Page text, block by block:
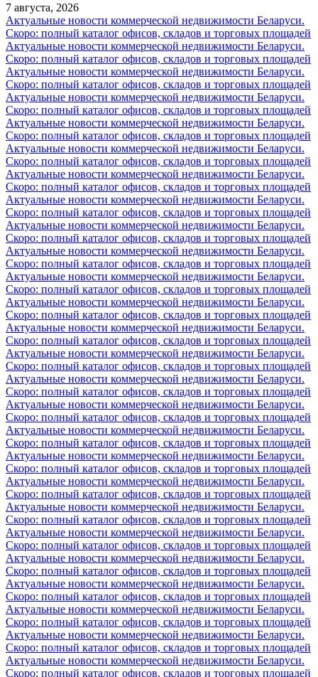
7 августа, 2026
Актуальные новости коммерческой недвижимости Беларуси.
Скоро: полный каталог офисов, складов и торговых площадей
Актуальные новости коммерческой недвижимости Беларуси.
Скоро: полный каталог офисов, складов и торговых площадей
Актуальные новости коммерческой недвижимости Беларуси.
Скоро: полный каталог офисов, складов и торговых площадей
Актуальные новости коммерческой недвижимости Беларуси.
Скоро: полный каталог офисов, складов и торговых площадей
Актуальные новости коммерческой недвижимости Беларуси.
Скоро: полный каталог офисов, складов и торговых площадей
Актуальные новости коммерческой недвижимости Беларуси.
Скоро: полный каталог офисов, складов и торговых площадей
Актуальные новости коммерческой недвижимости Беларуси.
Скоро: полный каталог офисов, складов и торговых площадей
Актуальные новости коммерческой недвижимости Беларуси.
Скоро: полный каталог офисов, складов и торговых площадей
Актуальные новости коммерческой недвижимости Беларуси.
Скоро: полный каталог офисов, складов и торговых площадей
Актуальные новости коммерческой недвижимости Беларуси.
Скоро: полный каталог офисов, складов и торговых площадей
Актуальные новости коммерческой недвижимости Беларуси.
Скоро: полный каталог офисов, складов и торговых площадей
Актуальные новости коммерческой недвижимости Беларуси.
Скоро: полный каталог офисов, складов и торговых площадей
Актуальные новости коммерческой недвижимости Беларуси.
Скоро: полный каталог офисов, складов и торговых площадей
Актуальные новости коммерческой недвижимости Беларуси.
Скоро: полный каталог офисов, складов и торговых площадей
Актуальные новости коммерческой недвижимости Беларуси.
Скоро: полный каталог офисов, складов и торговых площадей
Актуальные новости коммерческой недвижимости Беларуси.
Скоро: полный каталог офисов, складов и торговых площадей
Актуальные новости коммерческой недвижимости Беларуси.
Скоро: полный каталог офисов, складов и торговых площадей
Актуальные новости коммерческой недвижимости Беларуси.
Скоро: полный каталог офисов, складов и торговых площадей
Актуальные новости коммерческой недвижимости Беларуси.
Скоро: полный каталог офисов, складов и торговых площадей
Актуальные новости коммерческой недвижимости Беларуси.
Скоро: полный каталог офисов, складов и торговых площадей
Актуальные новости коммерческой недвижимости Беларуси.
Скоро: полный каталог офисов, складов и торговых площадей
Актуальные новости коммерческой недвижимости Беларуси.
Скоро: полный каталог офисов, складов и торговых площадей
Актуальные новости коммерческой недвижимости Беларуси.
Скоро: полный каталог офисов, складов и торговых площадей
Актуальные новости коммерческой недвижимости Беларуси.
Скоро: полный каталог офисов, складов и торговых площадей
Актуальные новости коммерческой недвижимости Беларуси.
Скоро: полный каталог офисов, складов и торговых площадей
Актуальные новости коммерческой недвижимости Беларуси.
Скоро: полный каталог офисов, складов и торговых площадей